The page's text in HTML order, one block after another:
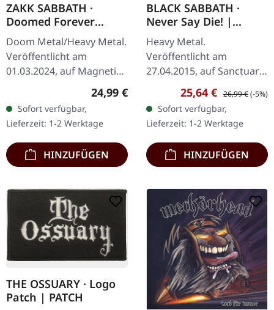
ZAKK SABBATH ·
Doomed Forever
Forever Doomed |
BLACK 2LP
Doom Metal/Heavy Metal.
Veröffentlicht am
01.03.2024, auf Magnetic
Eye Records. Schwarzes
Doppel-Vinyl im Gatefold-
Cover inkl. UV-Spotlack
und…
Regulärer Preis:
24,99 €
Sofort verfügbar,
Lieferzeit: 1-2 Werktage
HINZUFÜGEN
BLACK SABBATH ·
Never Say Die! |
BLACK LP
Heavy Metal.
Veröffentlicht am
27.04.2015, auf Sanctuary
Records. Schwarzes Vinyl.
Black Sabbaths achtes
Studioalbum "Never Say
Die!" steht als…
Verkaufspreis:
25,64 € Regulärer
26,99 €(-5%)
Sofort verfügbar,
Lieferzeit: 1-2 Werktage
HINZUFÜGEN
THE OSSUARY · Logo
Patch | PATCH